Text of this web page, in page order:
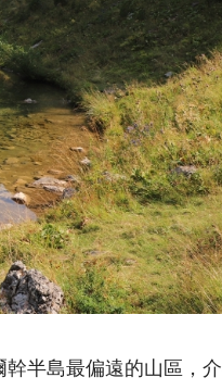
半島最偏遠的山區，